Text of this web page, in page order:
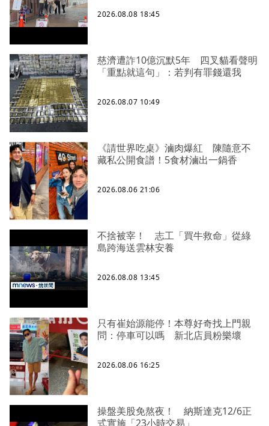
2026.08.08 18:45
慈濟遭詐10億沉默5年 四叉貓看聲明
「重點就這句」：若判有罪錢還我
2026.08.07 10:49
《請世界吃桌》滷肉爆紅 陳隨意不
藏私公開食譜！5食材滷出一鍋香
2026.08.06 21:06
不捨被宰！ 志工「買牛救命」從綠
島跨海送雲林安養
2026.08.08 13:45
只有崔始源能停！本尊好奇找上門親
問：停車可以嗎 新北店員粉樂壞
2026.08.06 16:25
操盤美股免熬夜！ 納斯達克12/6正
式實施「23小時交易」